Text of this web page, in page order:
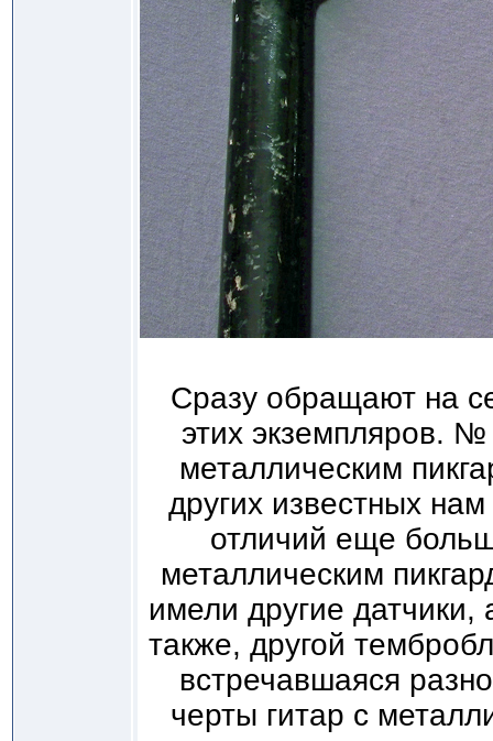
Сразу обращают на
этих экземпляров.
металлическим
других известных
отличий еще
металлическим
имели другие
также, другой
встречавшаяся
черты гитар с